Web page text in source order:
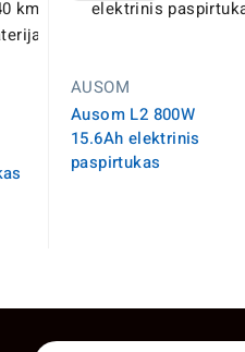
AUSOM
Ausom L2 800W
15.6Ah elektrinis
paspirtukas